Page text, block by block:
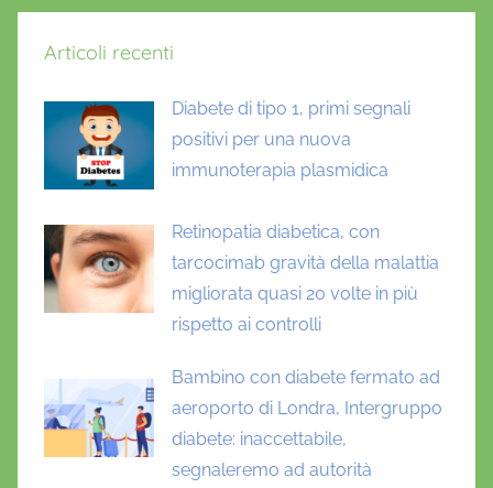
Articoli recenti
Diabete di tipo 1, primi segnali
positivi per una nuova
immunoterapia plasmidica
Retinopatia diabetica, con
tarcocimab gravità della malattia
migliorata quasi 20 volte in più
rispetto ai controlli
Bambino con diabete fermato ad
aeroporto di Londra, Intergruppo
diabete: inaccettabile,
segnaleremo ad autorità